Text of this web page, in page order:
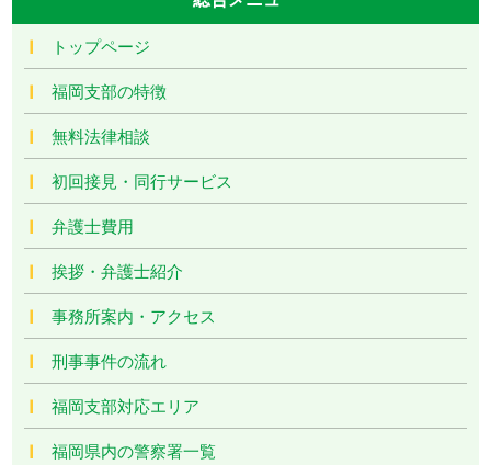
トップページ
福岡支部の特徴
無料法律相談
初回接見・同行サービス
弁護士費用
挨拶・弁護士紹介
事務所案内・アクセス
刑事事件の流れ
福岡支部対応エリア
福岡県内の警察署一覧